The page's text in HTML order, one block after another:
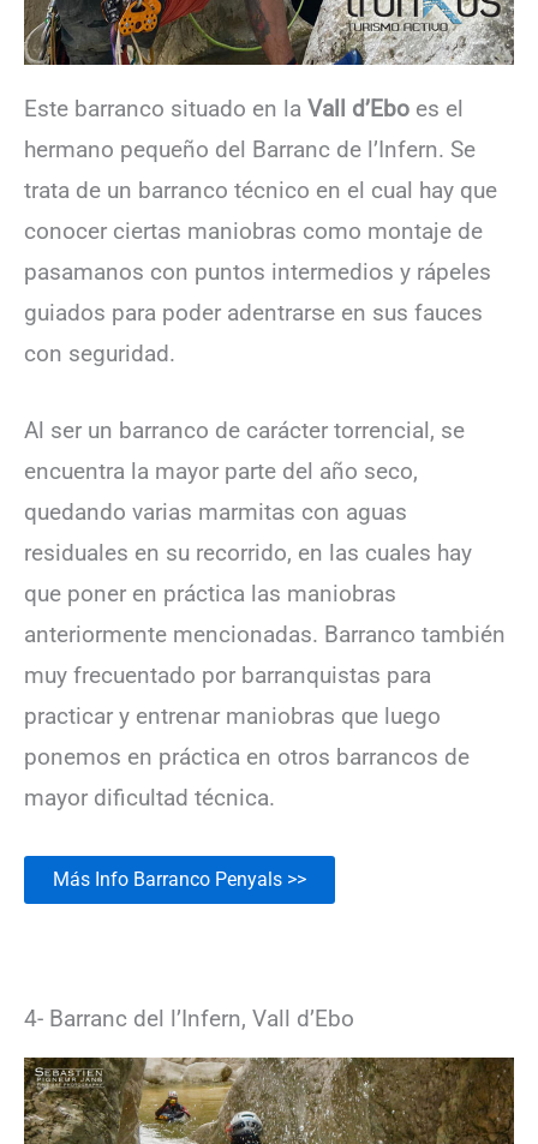
Este barranco situado en la Vall d’Ebo es el
hermano pequeño del Barranc de l’Infern. Se
trata de un barranco técnico en el cual hay que
conocer ciertas maniobras como montaje de
pasamanos con puntos intermedios y rápeles
guiados para poder adentrarse en sus fauces
con seguridad.
Al ser un barranco de carácter torrencial, se
encuentra la mayor parte del año seco,
quedando varias marmitas con aguas
residuales en su recorrido, en las cuales hay
que poner en práctica las maniobras
anteriormente mencionadas. Barranco también
muy frecuentado por barranquistas para
practicar y entrenar maniobras que luego
ponemos en práctica en otros barrancos de
mayor dificultad técnica.
Más Info Barranco Penyals >>
4- Barranc del l’Infern, Vall d’Ebo